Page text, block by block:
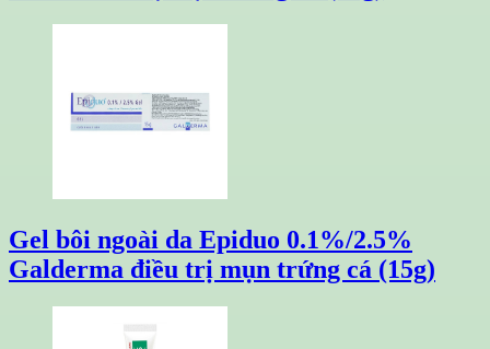
Gel bôi ngoài da Epiduo 0.1%/2.5%
Galderma điều trị mụn trứng cá (15g)